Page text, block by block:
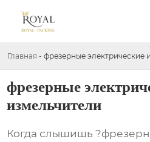
Главная - фрезерные электрические
фрезерные
измельчители
Когда слышишь